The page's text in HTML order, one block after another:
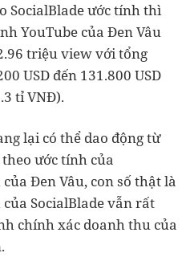
SocialBlade ước tính thì
YouTube của Đen Vâu
triệu view với tổng
USD đến 131.800 USD
tỉ VNĐ).
lại có thể dao động từ
ước tính của
Đen Vâu, con số thật là
SocialBlade vẫn rất
chính xác doanh thu của